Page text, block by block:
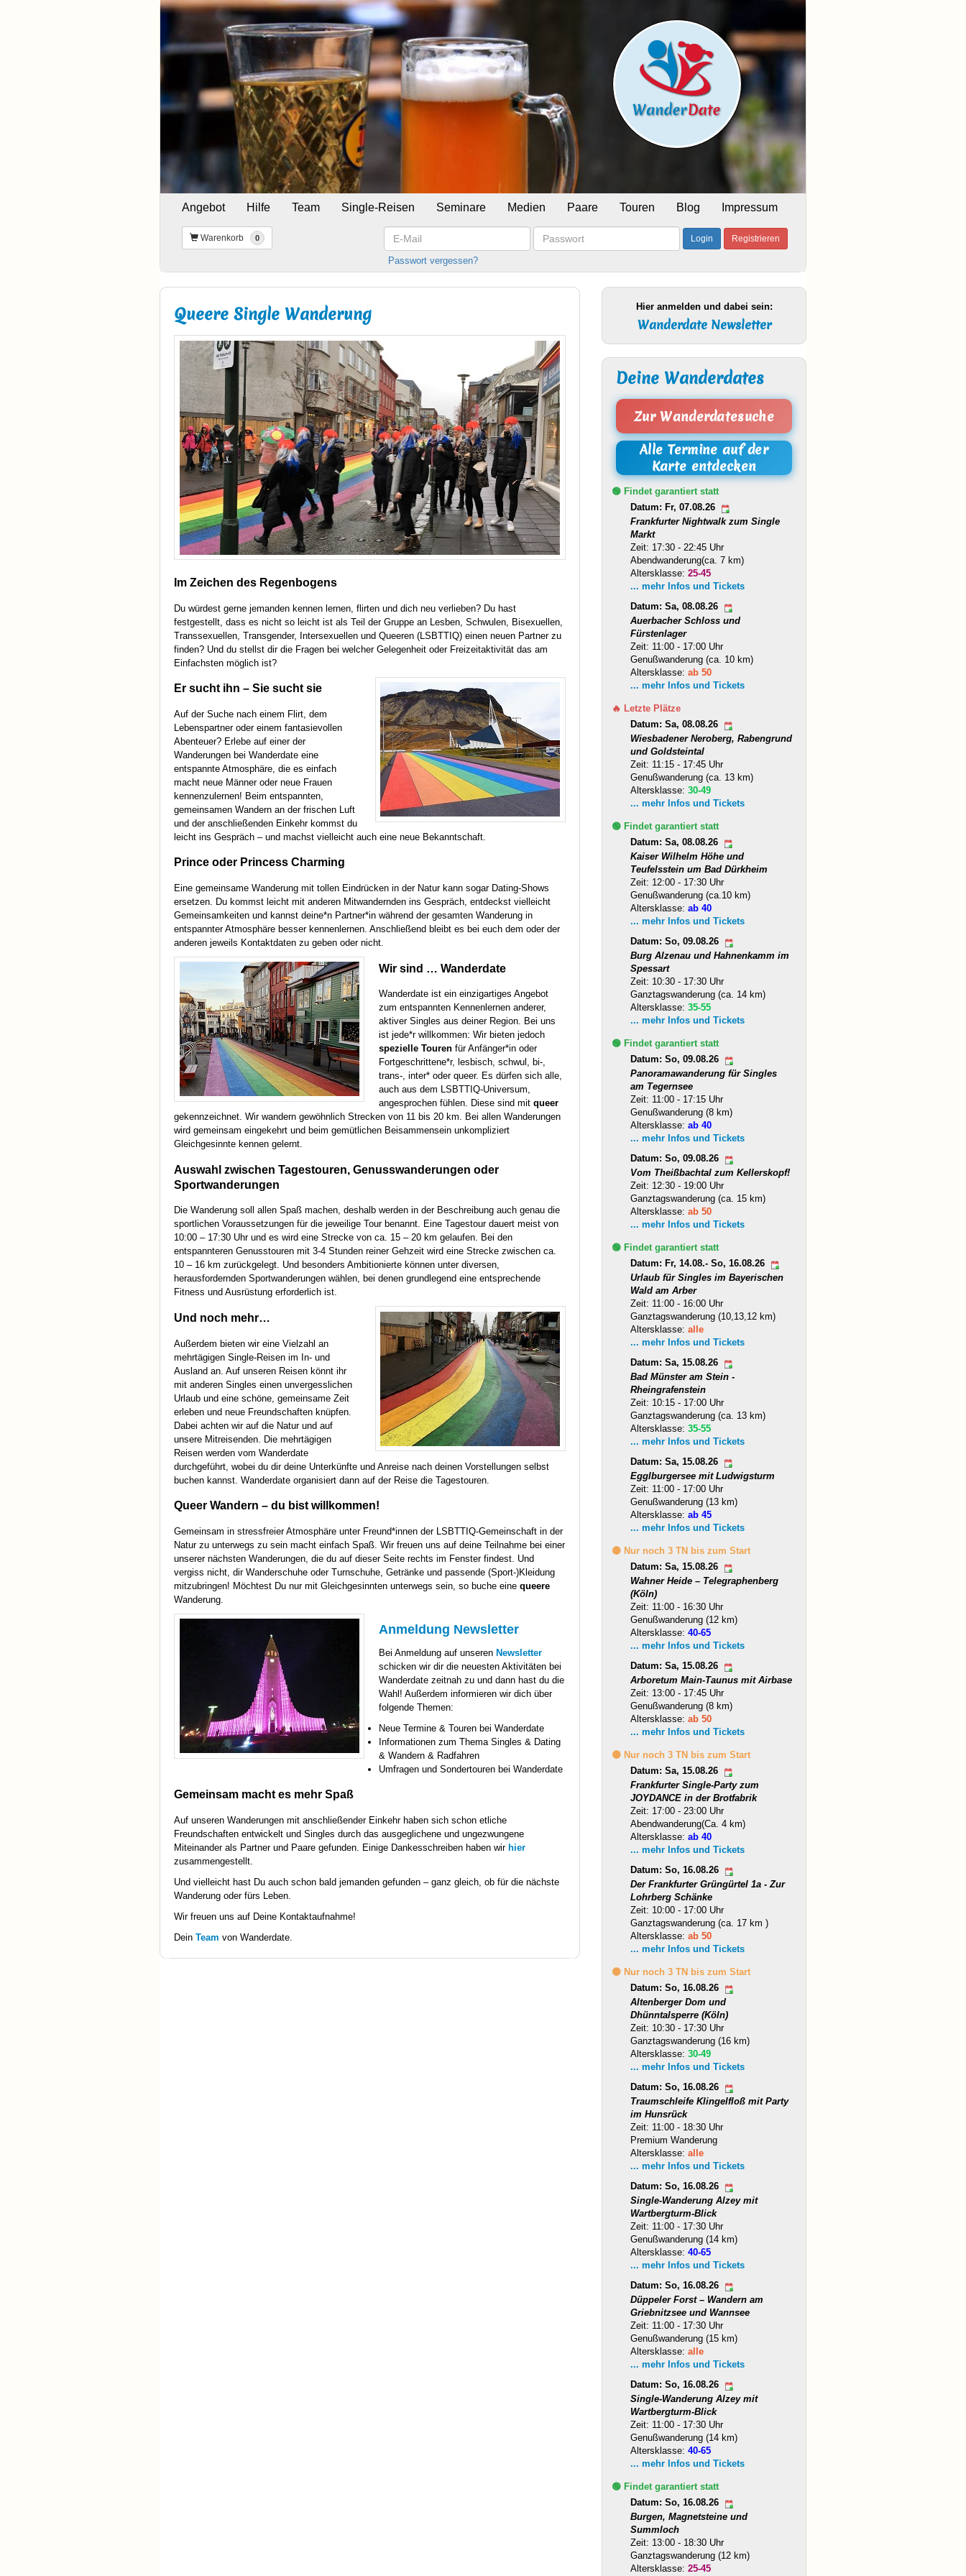
Angebot Hilfe Team Single-Reisen Seminare Medien Paare Touren Blog Impressum
Warenkorb 0
E-
Mail
Passwort
Login Registrieren
Passwort vergessen?
Queere Single Wanderung
Im Zeichen des Regenbogens
Du würdest gerne jemanden kennen lernen, flirten und dich neu verlieben? Du hast
festgestellt, dass es nicht so leicht ist als Teil der Gruppe an Lesben, Schwulen, Bisexuellen,
Transsexuellen, Transgender, Intersexuellen und Queeren (LSBTTIQ) einen neuen Partner zu
finden? Und du stellst dir die Fragen bei welcher Gelegenheit oder Freizeitaktivität das am
Einfachsten möglich ist?
Er sucht ihn – Sie sucht sie
Auf der Suche nach einem Flirt, dem
Lebenspartner oder einem fantasievollen
Abenteuer? Erlebe auf einer der
Wanderungen bei Wanderdate eine
entspannte Atmosphäre, die es einfach
macht neue Männer oder neue Frauen
kennenzulernen! Beim entspannten,
gemeinsamen Wandern an der frischen Luft
und der anschließenden Einkehr kommst du
leicht ins Gespräch – und machst vielleicht auch eine neue Bekanntschaft.
Prince oder Princess Charming
Eine gemeinsame Wanderung mit tollen Eindrücken in der Natur kann sogar Dating-Shows
ersetzen. Du kommst leicht mit anderen Mitwandernden ins Gespräch, entdeckst vielleicht
Gemeinsamkeiten und kannst deine*n Partner*in während der gesamten Wanderung in
entspannter Atmosphäre besser kennenlernen. Anschließend bleibt es bei euch dem oder der
anderen jeweils Kontaktdaten zu geben oder nicht.
Wir sind … Wanderdate
Wanderdate ist ein einzigartiges Angebot
zum entspannten Kennenlernen anderer,
aktiver Singles aus deiner Region. Bei uns
ist jede*r willkommen: Wir bieten jedoch
spezielle Touren für Anfänger*in oder
Fortgeschrittene*r, lesbisch, schwul, bi-,
trans-, inter* oder queer. Es dürfen sich alle,
auch aus dem LSBTTIQ-Universum,
angesprochen fühlen. Diese sind mit queer
gekennzeichnet. Wir wandern gewöhnlich Strecken von 11 bis 20 km. Bei allen Wanderungen
wird gemeinsam eingekehrt und beim gemütlichen Beisammensein unkompliziert
Gleichgesinnte kennen gelernt.
Auswahl zwischen Tagestouren, Genusswanderungen oder
Sportwanderungen
Die Wanderung soll allen Spaß machen, deshalb werden in der Beschreibung auch genau die
sportlichen Voraussetzungen für die jeweilige Tour benannt. Eine Tagestour dauert meist von
10:00 – 17:30 Uhr und es wird eine Strecke von ca. 15 – 20 km gelaufen. Bei den
entspannteren Genusstouren mit 3-4 Stunden reiner Gehzeit wird eine Strecke zwischen ca.
10 – 16 km zurückgelegt. Und besonders Ambitionierte können unter diversen,
herausfordernden Sportwanderungen wählen, bei denen grundlegend eine entsprechende
Fitness und Ausrüstung erforderlich ist.
Und noch mehr…
Außerdem bieten wir eine Vielzahl an
mehrtägigen Single-Reisen im In- und
Ausland an. Auf unseren Reisen könnt ihr
mit anderen Singles einen unvergesslichen
Urlaub und eine schöne, gemeinsame Zeit
erleben und neue Freundschaften knüpfen.
Dabei achten wir auf die Natur und auf
unsere Mitreisenden. Die mehrtägigen
Reisen werden vom Wanderdate
durchgeführt, wobei du dir deine Unterkünfte und Anreise nach deinen Vorstellungen selbst
buchen kannst. Wanderdate organisiert dann auf der Reise die Tagestouren.
Queer Wandern – du bist willkommen!
Gemeinsam in stressfreier Atmosphäre unter Freund*innen der LSBTTIQ-Gemeinschaft in der
Natur zu unterwegs zu sein macht einfach Spaß. Wir freuen uns auf deine Teilnahme bei einer
unserer nächsten Wanderungen, die du auf dieser Seite rechts im Fenster findest. Und
vergiss nicht, dir Wanderschuhe oder Turnschuhe, Getränke und passende (Sport-)Kleidung
mitzubringen! Möchtest Du nur mit Gleichgesinnten unterwegs sein, so buche eine queere
Wanderung.
Anmeldung Newsletter
Bei Anmeldung auf unseren Newsletter
schicken wir dir die neuesten Aktivitäten bei
Wanderdate zeitnah zu und dann hast du die
Wahl! Außerdem informieren wir dich über
folgende Themen:
Neue Termine & Touren bei Wanderdate
Informationen zum Thema Singles & Dating
& Wandern & Radfahren
Umfragen und Sondertouren bei Wanderdate
Gemeinsam macht es mehr Spaß
Auf unseren Wanderungen mit anschließender Einkehr haben sich schon etliche
Freundschaften entwickelt und Singles durch das ausgeglichene und ungezwungene
Miteinander als Partner und Paare gefunden. Einige Dankesschreiben haben wir hier
zusammengestellt.
Und vielleicht hast Du auch schon bald jemanden gefunden – ganz gleich, ob für die nächste
Wanderung oder fürs Leben.
Wir freuen uns auf Deine Kontaktaufnahme!
Dein Team von Wanderdate.
Hier anmelden und dabei sein:
Wanderdate Newsletter
Deine Wanderdates
Zur Wanderdatesuche
Alle Termine auf der
Karte entdecken
🟢 Findet garantiert statt
Datum: Fr, 07.08.26
Frankfurter Nightwalk zum Single
Markt
Zeit: 17:30 - 22:45 Uhr
Abendwanderung(ca. 7 km)
Altersklasse:25-45
... mehr Infos und Tickets
Datum: Sa, 08.08.26
Auerbacher Schloss und
Fürstenlager
Zeit: 11:00 - 17:00 Uhr
Genußwanderung (ca. 10 km)
Altersklasse:ab 50
... mehr Infos und Tickets
🔥 Letzte Plätze
Datum: Sa, 08.08.26
Wiesbadener Neroberg, Rabengrund
und Goldsteintal
Zeit: 11:15 - 17:45 Uhr
Genußwanderung (ca. 13 km)
Altersklasse:30-49
... mehr Infos und Tickets
🟢 Findet garantiert statt
Datum: Sa, 08.08.26
Kaiser Wilhelm Höhe und
Teufelsstein um Bad Dürkheim
Zeit: 12:00 - 17:30 Uhr
Genußwanderung (ca.10 km)
Altersklasse:ab 40
... mehr Infos und Tickets
Datum: So, 09.08.26
Burg Alzenau und Hahnenkamm im
Spessart
Zeit: 10:30 - 17:30 Uhr
Ganztagswanderung (ca. 14 km)
Altersklasse:35-55
... mehr Infos und Tickets
🟢 Findet garantiert statt
Datum: So, 09.08.26
Panoramawanderung für Singles
am Tegernsee
Zeit: 11:00 - 17:15 Uhr
Genußwanderung (8 km)
Altersklasse:ab 40
... mehr Infos und Tickets
Datum: So, 09.08.26
Vom Theißbachtal zum Kellerskopf!
Zeit: 12:30 - 19:00 Uhr
Ganztagswanderung (ca. 15 km)
Altersklasse:ab 50
... mehr Infos und Tickets
🟢 Findet garantiert statt
Datum: Fr, 14.08.- So, 16.08.26
Urlaub für Singles im Bayerischen
Wald am Arber
Zeit: 11:00 - 16:00 Uhr
Ganztagswanderung (10,13,12 km)
Altersklasse:alle
... mehr Infos und Tickets
Datum: Sa, 15.08.26
Bad Münster am Stein -
Rheingrafenstein
Zeit: 10:15 - 17:00 Uhr
Ganztagswanderung (ca. 13 km)
Altersklasse:35-55
... mehr Infos und Tickets
Datum: Sa, 15.08.26
Egglburgersee mit Ludwigsturm
Zeit: 11:00 - 17:00 Uhr
Genußwanderung (13 km)
Altersklasse:ab 45
... mehr Infos und Tickets
🟡 Nur noch 3 TN bis zum Start
Datum: Sa, 15.08.26
Wahner Heide – Telegraphenberg
(Köln)
Zeit: 11:00 - 16:30 Uhr
Genußwanderung (12 km)
Altersklasse:40-65
... mehr Infos und Tickets
Datum: Sa, 15.08.26
Arboretum Main-Taunus mit Airbase
Zeit: 13:00 - 17:45 Uhr
Genußwanderung (8 km)
Altersklasse:ab 50
... mehr Infos und Tickets
🟡 Nur noch 3 TN bis zum Start
Datum: Sa, 15.08.26
Frankfurter Single-Party zum
JOYDANCE in der Brotfabrik
Zeit: 17:00 - 23:00 Uhr
Abendwanderung(Ca. 4 km)
Altersklasse:ab 40
... mehr Infos und Tickets
Datum: So, 16.08.26
Der Frankfurter Grüngürtel 1a - Zur
Lohrberg Schänke
Zeit: 10:00 - 17:00 Uhr
Ganztagswanderung (ca. 17 km )
Altersklasse:ab 50
... mehr Infos und Tickets
🟡 Nur noch 3 TN bis zum Start
Datum: So, 16.08.26
Altenberger Dom und
Dhünntalsperre (Köln)
Zeit: 10:30 - 17:30 Uhr
Ganztagswanderung (16 km)
Altersklasse:30-49
... mehr Infos und Tickets
Datum: So, 16.08.26
Traumschleife Klingelfloß mit Party
im Hunsrück
Zeit: 11:00 - 18:30 Uhr
Premium Wanderung
Altersklasse:alle
... mehr Infos und Tickets
Datum: So, 16.08.26
Single-Wanderung Alzey mit
Wartbergturm-Blick
Zeit: 11:00 - 17:30 Uhr
Genußwanderung (14 km)
Altersklasse:40-65
... mehr Infos und Tickets
Datum: So, 16.08.26
Düppeler Forst – Wandern am
Griebnitzsee und Wannsee
Zeit: 11:00 - 17:30 Uhr
Genußwanderung (15 km)
Altersklasse:alle
... mehr Infos und Tickets
Datum: So, 16.08.26
Single-Wanderung Alzey mit
Wartbergturm-Blick
Zeit: 11:00 - 17:30 Uhr
Genußwanderung (14 km)
Altersklasse:40-65
... mehr Infos und Tickets
🟢 Findet garantiert statt
Datum: So, 16.08.26
Burgen, Magnetsteine und
Summloch
Zeit: 13:00 - 18:30 Uhr
Ganztagswanderung (12 km)
Altersklasse:25-45